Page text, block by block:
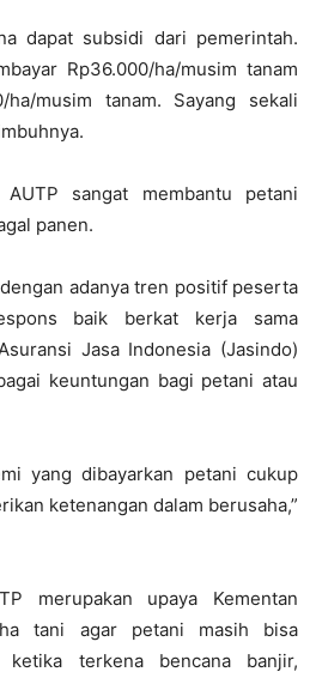
dapat subsidi dari pemerintah.
Rp36.000/ha/musim tanam
ha/musim tanam. Sayang sekali
sangat membantu petani
panen.
adanya tren positif peserta
baik berkat kerja sama
Jasa Indonesia (Jasindo)
keuntungan bagi petani atau
yang dibayarkan petani cukup
ketenangan dalam berusaha,”
merupakan upaya Kementan
tani agar petani masih bisa
ketika terkena bencana banjir,